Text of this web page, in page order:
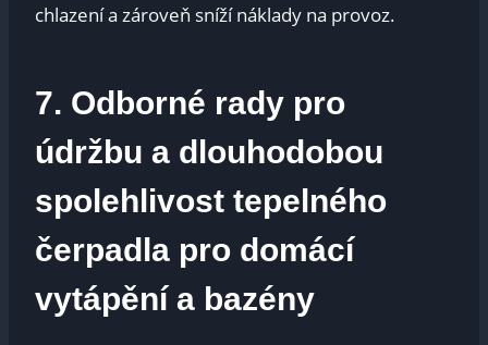
chlazení ⁢a ⁢zároveň sníží⁢ náklady na⁣ provoz.
7.‍ Odborné‌ rady pro
údržbu a dlouhodobou‍
spolehlivost​ tepelného
čerpadla pro ⁢domácí
vytápění a‌ bazény